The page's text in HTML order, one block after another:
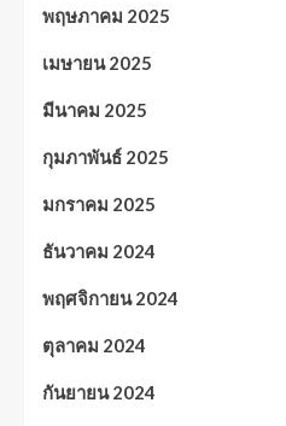
พฤษภาคม 2025
เมษายน 2025
มีนาคม 2025
กุมภาพันธ์ 2025
มกราคม 2025
ธันวาคม 2024
พฤศจิกายน 2024
ตุลาคม 2024
กันยายน 2024